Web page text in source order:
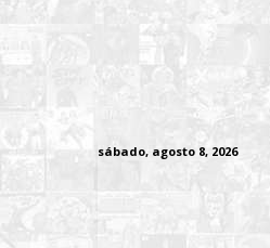
sábado, agosto 8, 2026